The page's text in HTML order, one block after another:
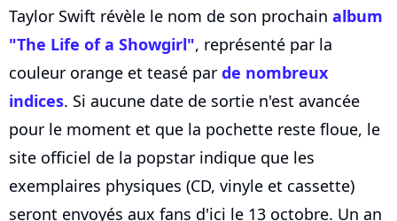
Taylor Swift révèle le nom de son prochain album
"The Life of a Showgirl", représenté par la
couleur orange et teasé par de nombreux
indices. Si aucune date de sortie n'est avancée
pour le moment et que la pochette reste floue, le
site officiel de la popstar indique que les
exemplaires physiques (CD, vinyle et cassette)
seront envoyés aux fans d'ici le 13 octobre. Un an